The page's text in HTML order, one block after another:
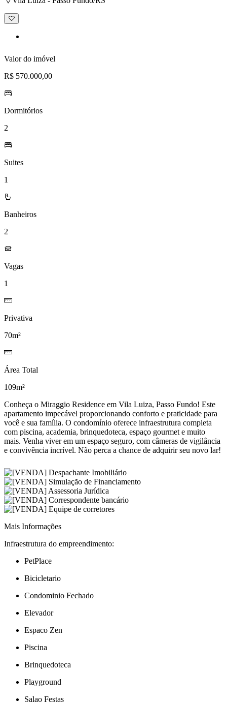
Adicionar
à
Valor do imóvel
R$ 570.000,00
Dormitórios
2
Suites
1
Banheiros
2
Vagas
1
Privativa
70m²
Área Total
109m²
Conheça o Miraggio Residence em Vila Luiza, Passo Fundo! Este
apartamento impecável proporcionando conforto e praticidade para
você e sua família. O condomínio oferece infraestrutura completa
com piscina, academia, brinquedoteca, espaço gourmet e muito
mais. Venha viver em um espaço seguro, com câmeras de vigilância
e convivência incrível. Não perca a chance de adquirir seu novo lar!
Mais Informações
Infraestrutura do empreendimento:
PetPlace
Bicicletario
Condominio Fechado
Elevador
Espaco Zen
Piscina
Brinquedoteca
Playground
Salao Festas